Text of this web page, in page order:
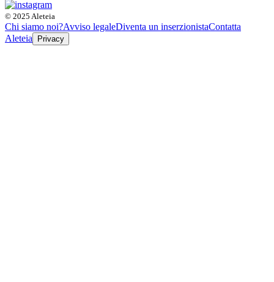
© 2025 Aleteia
Chi siamo noi?Avviso legaleDiventa un inserzionistaContatta
Aleteia
Privacy